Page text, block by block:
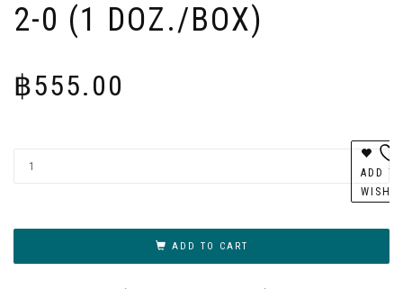
2-0 (1 DOZ./BOX)
฿555.00
ADD TO CART
ADD